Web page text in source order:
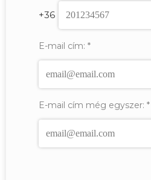
+36
E-mail cím: *
E-mail cím még egyszer: *